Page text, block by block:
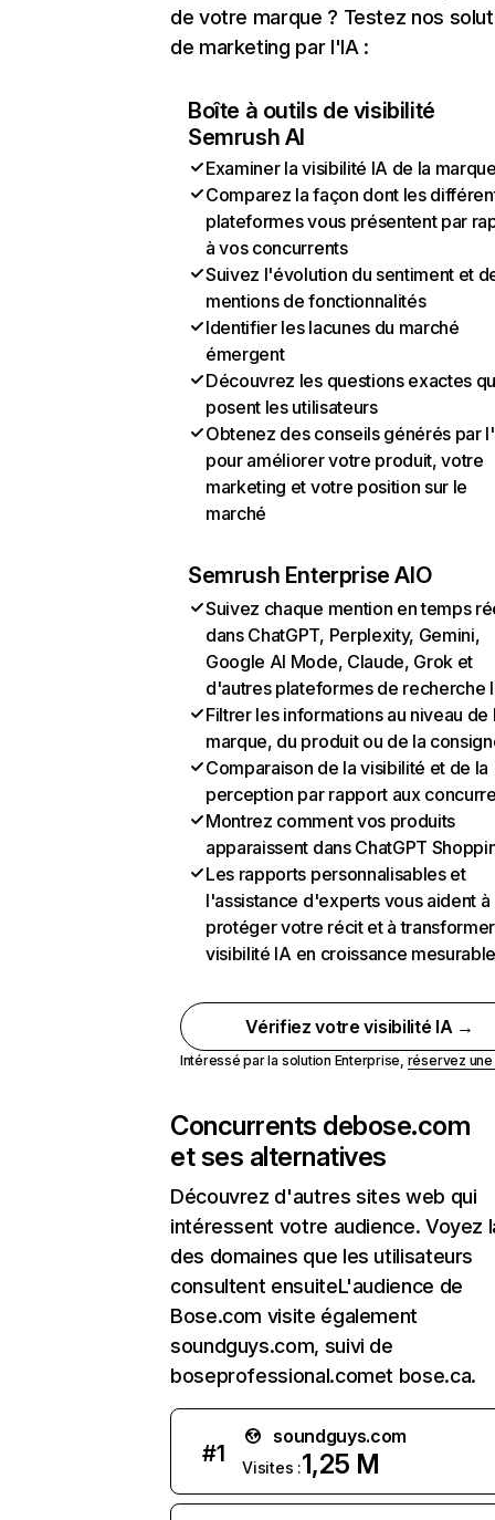
de votre marque ? Testez nos
de marketing par l'IA :
Boîte à outils de visibilité
Semrush AI
Examiner la visibilité IA de la
Comparez la façon dont les
plateformes vous présentent par
à vos concurrents
Suivez l'évolution du sentiment et
mentions de fonctionnalités
Identifier les lacunes du marché
émergent
Découvrez les questions exactes
posent les utilisateurs
Obtenez des conseils générés par
pour améliorer votre produit, votre
marketing et votre position sur le
marché
Semrush Enterprise AIO
Suivez chaque mention en temps
dans ChatGPT, Perplexity, Gemini,
Google AI Mode, Claude, Grok et
d'autres plateformes de recherche
Filtrer les informations au niveau de
marque, du produit ou de la
Comparaison de la visibilité et de la
perception par rapport aux
Montrez comment vos produits
apparaissent dans ChatGPT
Les rapports personnalisables et
l'assistance d'experts vous aident à
protéger votre récit et à
visibilité IA en croissance
Vérifiez votre visibilité IA →
Intéressé par la solution Enterprise, réservez
Concurrents debose.com
et ses alternatives
Découvrez d'autres sites web qui
intéressent votre audience. Voyez
des domaines que les utilisateurs
consultent ensuiteL'audience de
Bose.com visite également
soundguys.com, suivi de
boseprofessional.comet bose.ca.
#1
soundguys.com
Visites :1,25 M